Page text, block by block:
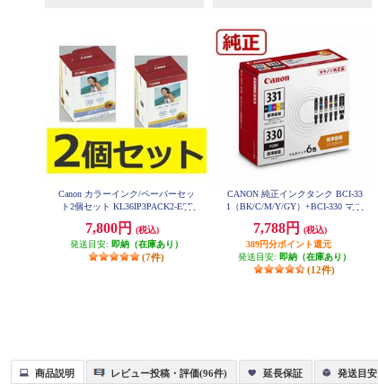
Canon カラーインク/ペーパーセッ
ト2個セット KL36IP3PACK2-ESE
7,800円
(税込)
発送目安: 即納（在庫あり）
(7件)
CANON 純正インクタンク BCI-33
1（BK/C/M/Y/GY）+BCI-330 マル
7,788円
(税込)
389円分ポイント還元
発送目安: 即納（在庫あり）
(12件)
商品説明 レビュー投稿・評価(96件) 延長保証 発送目安